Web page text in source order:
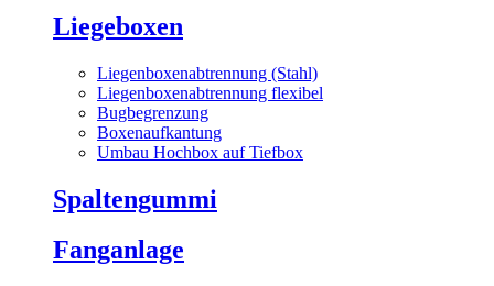
Liegeboxen
Liegenboxenabtrennung (Stahl)
Liegenboxenabtrennung flexibel
Bugbegrenzung
Boxenaufkantung
Umbau Hochbox auf Tiefbox
Spaltengummi
Fanganlage